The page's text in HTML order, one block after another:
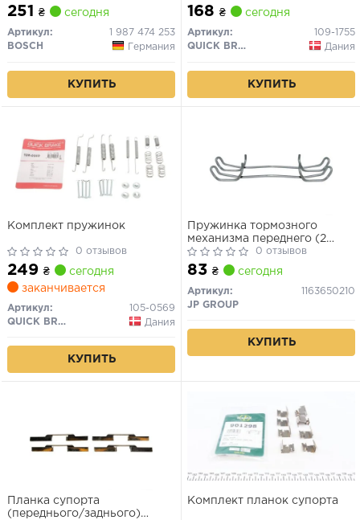
251 ₴ сегодня
Артикул:
1 987 474 253
BOSCH
Германия
КУПИТЬ
Yaris 05-12, RENAULT
Megane II 03-09, FORD Focus
III 11-18, SEAT Leon 12-20, FIAT
500X 15-, HONDA Civic
BENZ C-Class W204 07-14,
BMW 1 F40 19-, PEUGEOT
508 10
168 ₴ сегодня
Артикул:
109-1755
QUICK BRAKE
Дания
КУПИТЬ
Комплект пружинок
0 отзывов
249 ₴
сегодня
заканчивается
Артикул:
105-0569
QUICK BRAKE
Дания
КУПИТЬ
Пружинка тормозного
механизма переднего (2
штуки) (система ATE) Ford
PSA VAG
0 отзывов
83 ₴ сегодня
Артикул:
1163650210
JP GROUP
КУПИТЬ
Планка супорта
(переднього/заднього)
Комплект планок супорта